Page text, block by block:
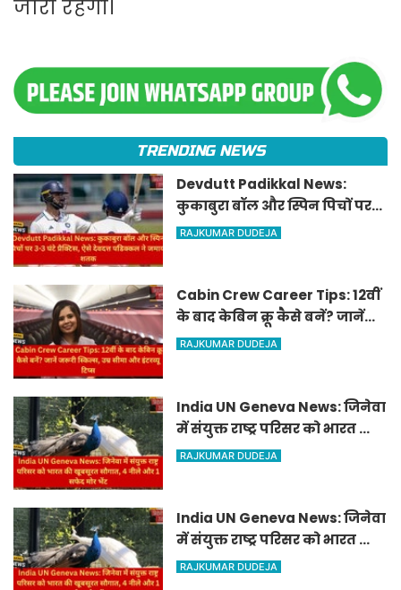
जारी रहेगी।
TRENDING NEWS
Devdutt Padikkal News:
कुकाबुरा बॉल और स्पिन पिचों पर
3-3 घंटे प्रैक्टिस, ऐसे देवदत्त
RAJKUMAR DUDEJA
Cabin Crew Career Tips: 12वीं
के बाद केबिन क्रू कैसे बनें? जानें
जरूरी स्किल्स, उम्र सीमा और इंटरव्यू
RAJKUMAR DUDEJA
India UN Geneva News: जिनेवा
में संयुक्त राष्ट्र परिसर को भारत की
खूबसूरत सौगात, 4 नीले और 1
RAJKUMAR DUDEJA
India UN Geneva News: जिनेवा
में संयुक्त राष्ट्र परिसर को भारत की
खूबसूरत सौगात, 4 नीले और 1
RAJKUMAR DUDEJA